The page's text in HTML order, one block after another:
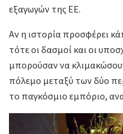
εξαγωγών της ΕΕ.
Αν η ιστορία προσφέρει
τότε οι δασμοί και οι
μπορούσαν να
πόλεμο μεταξύ των δύο
το παγκόσμιο εμπόριο,